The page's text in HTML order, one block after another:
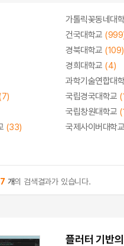
가톨릭꽃동네대
건국대학교
경북대학교 (109)
경희대학교 (4)
과학기술연합대
국립경국대학교
국립창원대학교
(33) 국제사이버대학교
개의 검색결과가 있습니다.
플러터 기반